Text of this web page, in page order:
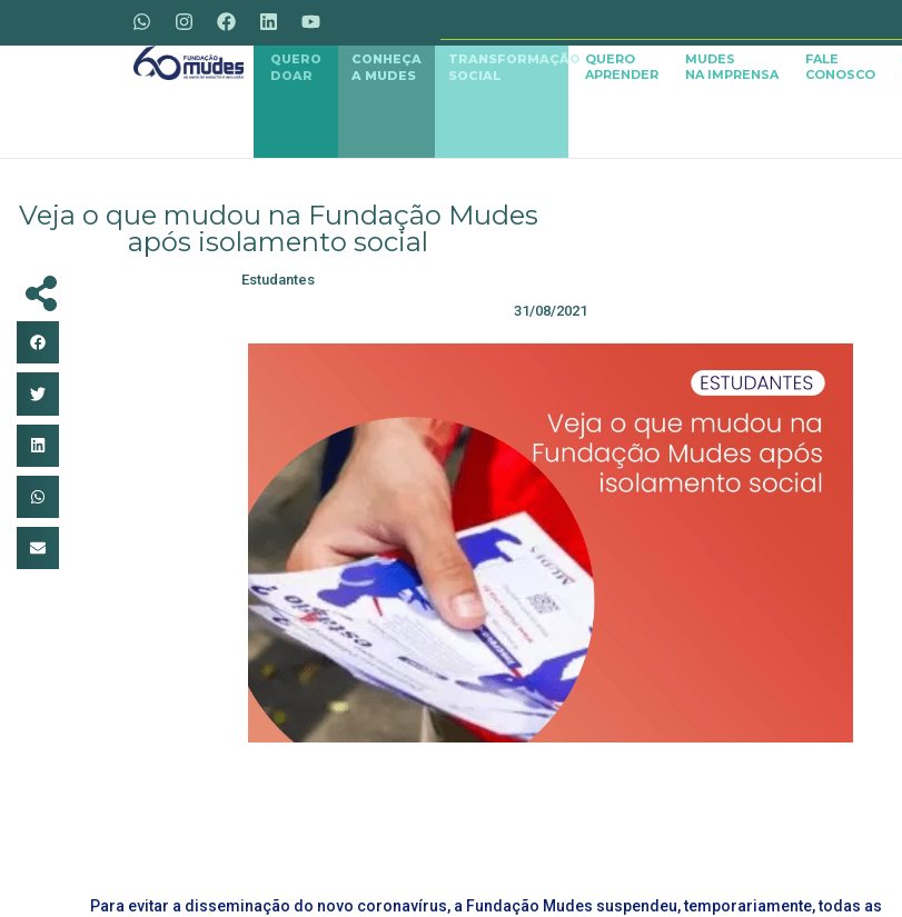
QUERO
DOAR
CONHEÇA
A MUDES
TRANSFORMAÇÃO
SOCIAL
QUERO
APRENDER
MUDES
NA IMPRENSA
FALE
CONOSCO
Veja o que mudou na Fundação Mudes
após isolamento social
Estudantes
31/08/2021
Para evitar a disseminação do novo coronavírus, a Fundação Mudes suspendeu, temporariamente, todas as